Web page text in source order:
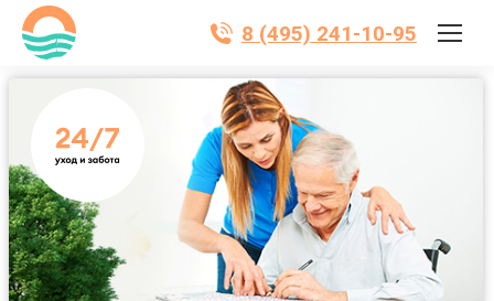
8 (495) 241-10-95